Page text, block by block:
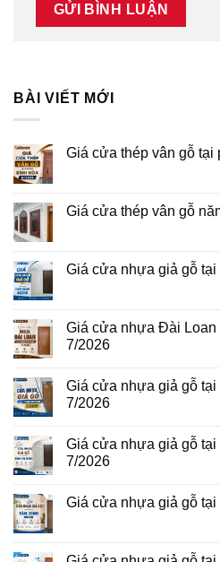
BÀI VIẾT MỚI
Giá cửa thép vân gỗ
luận
ở
vân
gỗ
Hòa
8/2026
Giá cửa thép vân gỗ
luận
ở
vân
gỗ
năm
Giá cửa nhựa giả gỗ
luận
ở
Giá
giả
gỗ
tại
Bình
8/2026
Giá cửa nhựa Đài
7/2026
bình
luận
ở
nhựa
Đài
Loan
Phú
Giá cửa nhựa giả gỗ
7/2026
bình
luận
ở
nhựa
Giá cửa nhựa giả gỗ
7/2026
bình
Giá cửa nhựa giả gỗ
luận